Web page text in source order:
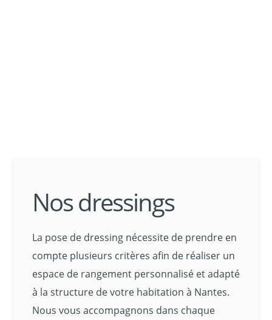
Nos dressings
La pose de dressing nécessite de prendre en
compte plusieurs critères afin de réaliser un
espace de rangement personnalisé et adapté
à la structure de votre habitation à Nantes.
Nous vous accompagnons dans chaque